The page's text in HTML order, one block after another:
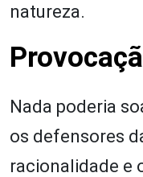
natureza.
Nada poderia
os defensores
racionalidade e